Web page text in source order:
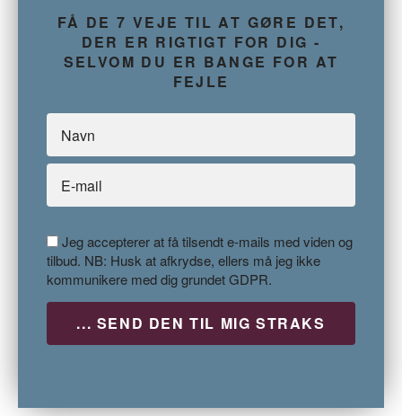
FÅ DE 7 VEJE TIL AT GØRE DET,
DER ER RIGTIGT FOR DIG -
SELVOM DU ER BANGE FOR AT
FEJLE
Jeg accepterer at få tilsendt e-mails med viden og
tilbud. NB: Husk at afkrydse, ellers må jeg ikke
kommunikere med dig grundet GDPR.